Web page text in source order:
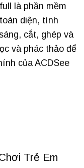
là phần mềm
diện, tính
cắt, ghép và
và phác thảo để
của ACDSee
Trẻ Em